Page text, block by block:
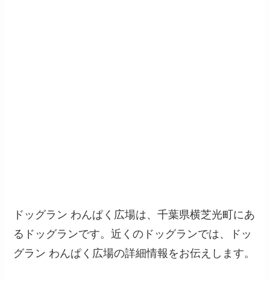
ドッグラン わんぱく広場は、千葉県横芝光町にあ
るドッグランです。近くのドッグランでは、ドッ
グラン わんぱく広場の詳細情報をお伝えします。